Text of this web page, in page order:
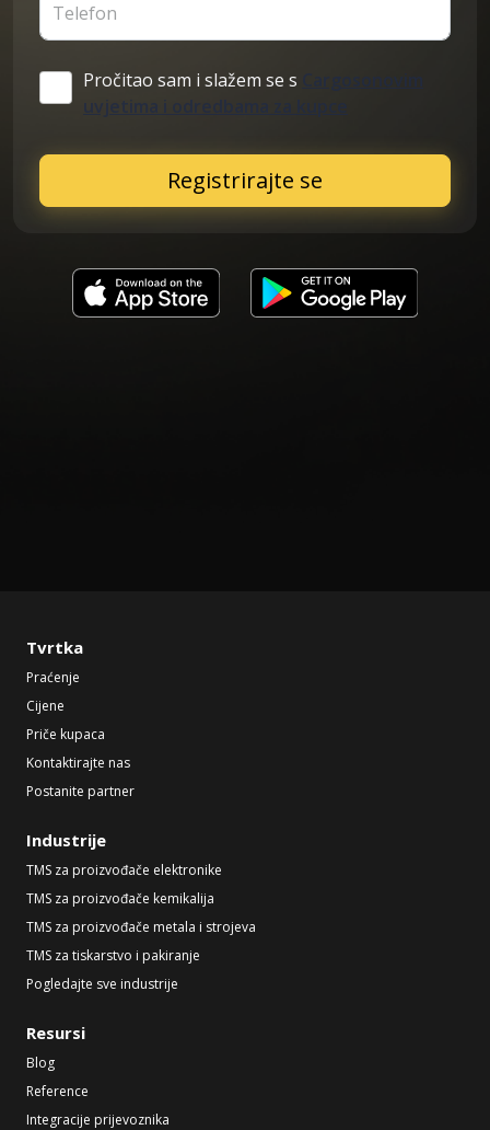
Telefon
Pročitao sam i slažem se s
Cargosonovim
Registrirajte se
Tvrtka
Praćenje
Cijene
Priče kupaca
Kontaktirajte nas
Postanite partner
Industrije
TMS za proizvođače elektronike
TMS za proizvođače kemikalija
TMS za proizvođače metala i strojeva
TMS za tiskarstvo i pakiranje
Pogledajte sve industrije
Resursi
Blog
Reference
Integracije prijevoznika